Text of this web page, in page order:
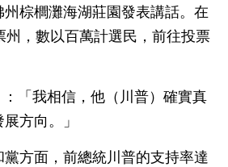
州棕櫚灘海湖莊園發表講話。在
州，數以百萬計選民，前往投票
「我相信，他（川普）確實真
方向。」
方面，前總統川普的支持率達